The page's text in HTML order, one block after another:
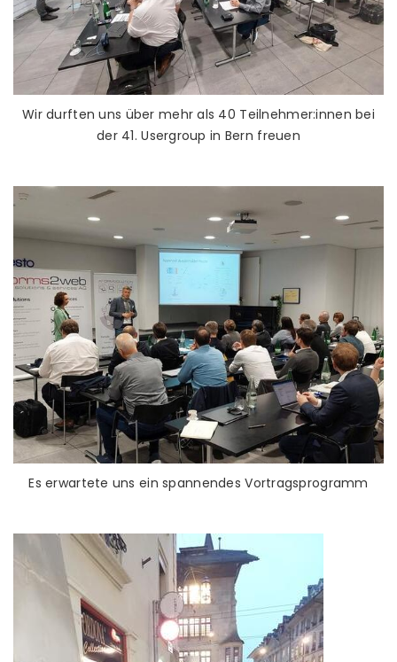
Wir durften uns über mehr als 40 Teilnehmer:innen bei
der 41. Usergroup in Bern freuen
Es erwartete uns ein spannendes Vortragsprogramm